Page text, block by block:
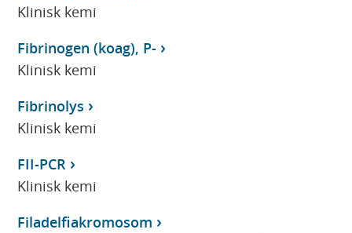
Klinisk kemi
Fibrinogen (koag), P-
Klinisk kemi
Fibrinolys
Klinisk kemi
FII-PCR
Klinisk kemi
Filadelfiakromosom